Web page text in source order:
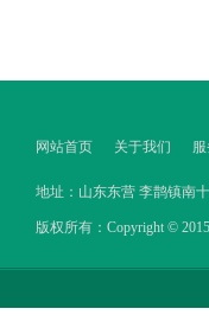
网站首页 关于我们
地址：山东东营 李鹊镇南
版权所有：Copyright ©